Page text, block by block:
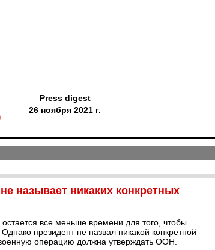
Press digest
26 ноября 2021 г.
называет никаких конкретных
все меньше времени для того, чтобы
президент не назвал никакой конкретной
операцию должна утверждать ООН.